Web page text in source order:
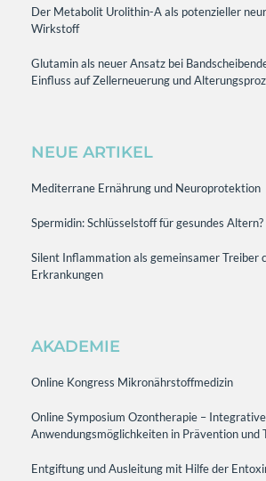
Der Metabolit Urolithin-A als potenzieller
Wirkstoff
Glutamin als neuer Ansatz bei
Einfluss auf Zellerneuerung und
NEUE ARTIKEL
Mediterrane Ernährung und Neuroprotektion
Spermidin: Schlüsselstoff für gesundes Altern?
Silent Inflammation als gemeinsamer Treiber
Erkrankungen
AKADEMIE
Online Kongress Mikronährstoffmedizin
Online Symposium Ozontherapie – Integrative
Anwendungsmöglichkeiten in Prävention und
Entgiftung und Ausleitung mit Hilfe der